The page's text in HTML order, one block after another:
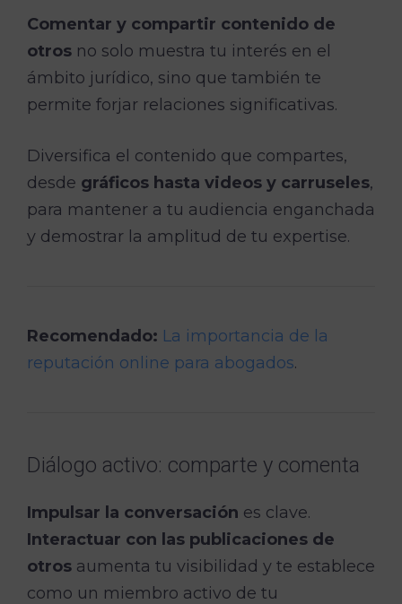
Comentar y compartir contenido de
otros no solo muestra tu interés en el
ámbito jurídico, sino que también te
permite forjar relaciones significativas.
Diversifica el contenido que compartes,
desde gráficos hasta videos y carruseles,
para mantener a tu audiencia enganchada
y demostrar la amplitud de tu expertise.
Recomendado: La importancia de la
reputación online para abogados.
Diálogo activo: comparte y comenta
Impulsar la conversación es clave.
Interactuar con las publicaciones de
otros aumenta tu visibilidad y te establece
como un miembro activo de tu